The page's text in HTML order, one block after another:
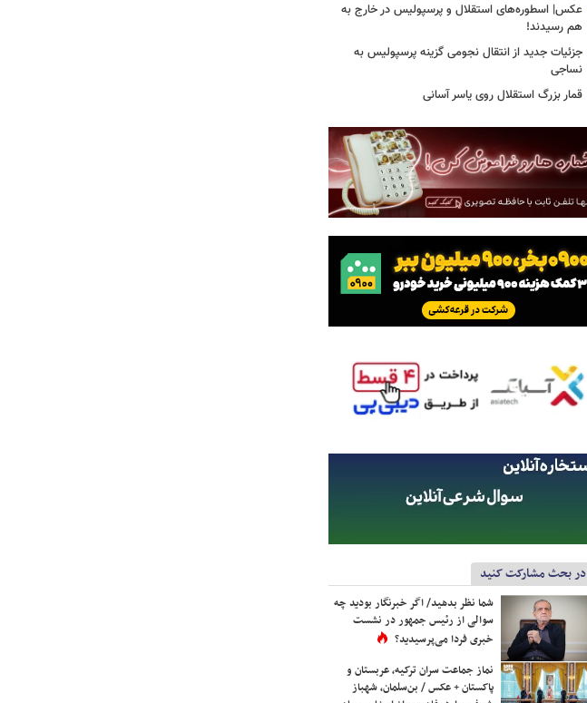
عکس| اسطوره‌های استقلال و پرسپولیس در خارج به
هم رسیدند!
جزئیات جدید از انتقال نجومی گزینه پرسپولیس به
نساجی
قمار بزرگ استقلال روی یاسر آسانی
در بحث مشارکت کنید
شما نظر بدهید/ اگر خبرنگار بودید چه
سوالی از رئیس جمهور در نشست
خبری فردا می‌پرسیدید؟
نماز جماعت سران ترکیه، عربستان و
پاکستان + عکس / بن‌سلمان، شهباز